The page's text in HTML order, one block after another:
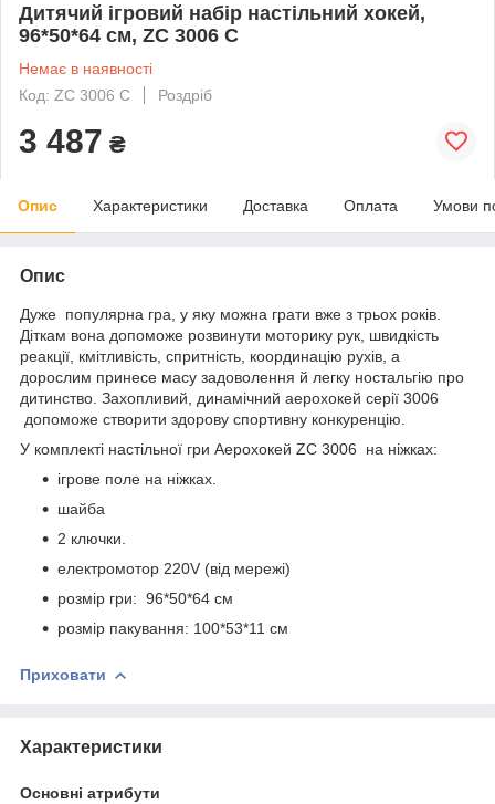
Дитячий ігровий набір настільний хокей,
96*50*64 см, ZC 3006 С
Немає в наявності
Код: ZC 3006 С
Роздріб
3 487 ₴
Опис Характеристики Доставка Оплата Умови
Опис
Дуже популярна гра, у яку можна грати вже з трьох років.
Діткам вона допоможе розвинути моторику рук, швидкість
реакції, кмітливість, спритність, координацію рухів, а
дорослим принесе масу задоволення й легку ностальгію про
дитинство. Захопливий, динамічний аерохокей серії 3006
допоможе створити здорову спортивну конкуренцію.
У комплекті настільної гри Аерохокей ZC 3006 на ніжках:
ігрове поле на ніжках.
шайба
2 ключки.
електромотор 220V (від мережі)
розмір гри: 96*50*64 см
розмір пакування: 100*53*11 см
Приховати
Характеристики
Основні атрибути